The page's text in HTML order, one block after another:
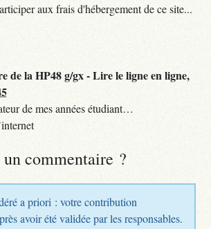
aux frais d'hébergement de ce site...
de la HP48 g/gx - Lire le ligne en ligne,
de mes années étudiant…
un commentaire ?
a priori : votre contribution
avoir été validée par les responsables.